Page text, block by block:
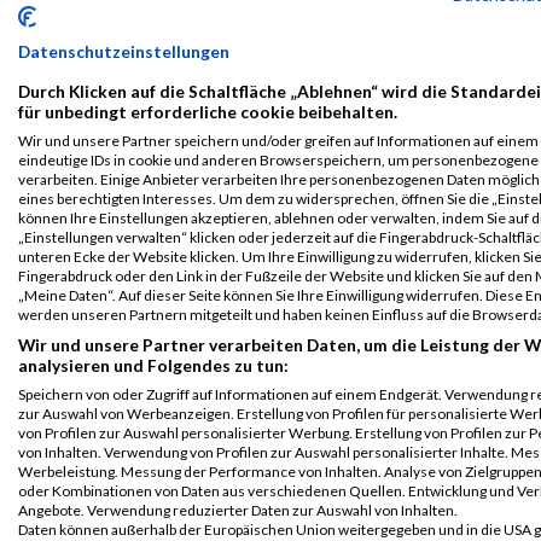
2024
Athlon 10km
GPos = Geschlechter Position, KPos = Kategorie Position, TPos =
Team Position, DNS = Did not start, DNF = Did not finish, DQ =
Disqualifiziert
Datenschutzeinstellungen
Durch Klicken auf die Schaltfläche „Ablehnen“ wird die
für unbedingt erforderliche cookie beibehalten.
Wir und unsere Partner speichern und/oder greifen auf Informationen auf einem
eindeutige IDs in cookie und anderen Browserspeichern, um personenbezogene
verarbeiten. Einige Anbieter verarbeiten Ihre personenbezogenen Daten
eines berechtigten Interesses. Um dem zu widersprechen, öffnen Sie die
können Ihre Einstellungen akzeptieren, ablehnen oder verwalten, indem Sie auf
„Einstellungen verwalten“ klicken oder jederzeit auf die Fingerabdruck-
unteren Ecke der Website klicken. Um Ihre Einwilligung zu widerrufen, klicken
Fingerabdruck oder den Link in der Fußzeile der Website und klicken Sie auf den
„Meine Daten“. Auf dieser Seite können Sie Ihre Einwilligung widerrufen. Diese
werden unseren Partnern mitgeteilt und haben keinen Einfluss auf die
Wir und unsere Partner verarbeiten Daten, um die Leistung der
analysieren und Folgendes zu tun:
Speichern von oder Zugriff auf Informationen auf einem Endgerät. Verwendung
zur Auswahl von Werbeanzeigen. Erstellung von Profilen für personalisierte
von Profilen zur Auswahl personalisierter Werbung. Erstellung von Profilen zur
von Inhalten. Verwendung von Profilen zur Auswahl personalisierter Inhalte.
Werbeleistung. Messung der Performance von Inhalten. Analyse von
oder Kombinationen von Daten aus verschiedenen Quellen. Entwicklung und
Angebote. Verwendung reduzierter Daten zur Auswahl von Inhalten.
Daten können außerhalb der Europäischen Union weitergegeben und in die USA